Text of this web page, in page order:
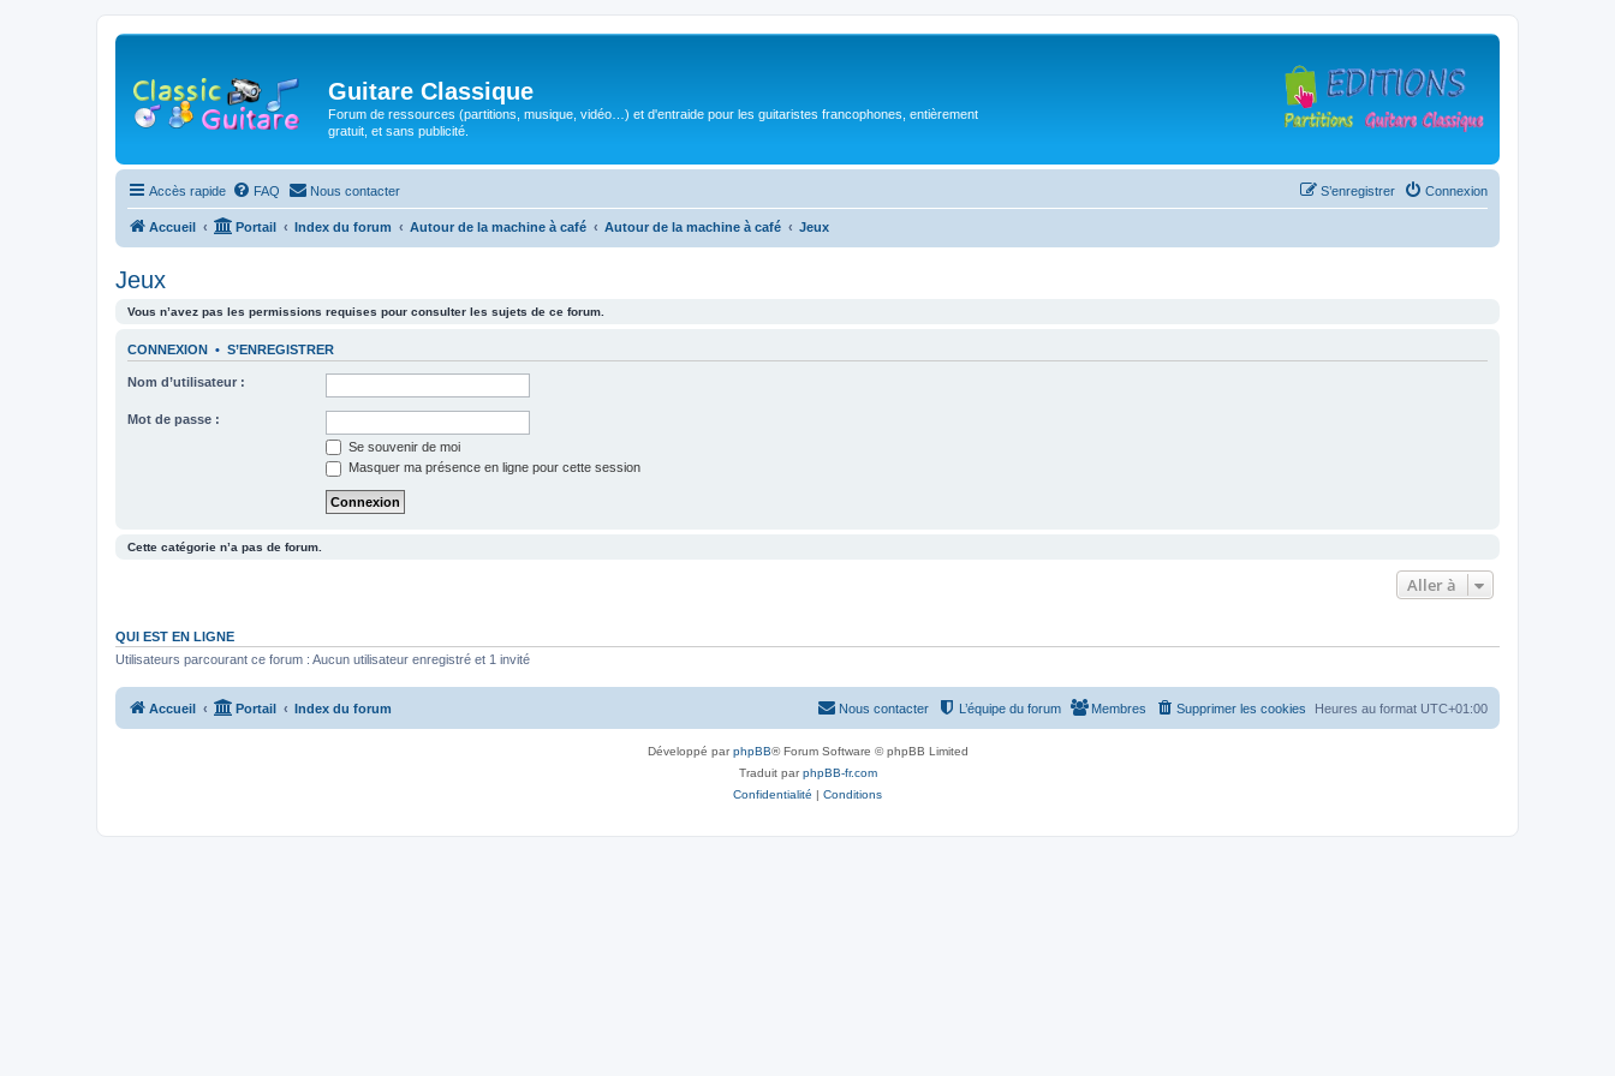
Guitare Classique
Forum de ressources (partitions, musique, vidéo…) et d'entraide pour les guitaristes francophones, entièrement
gratuit, et sans publicité.
Accès rapide FAQ Nous contacter Connexion
S’enregistrer
Accueil Portail Index du forum Autour de la machine à café Autour de la machine à café Jeux
Jeux
Vous n’avez pas les permissions requises pour consulter les sujets de ce forum.
CONNEXION • S’ENREGISTRER
Nom d’utilisateur :
Mot de passe :
Se souvenir de moi
Masquer ma présence en ligne pour cette session
Cette catégorie n’a pas de forum.
Aller à
QUI EST EN LIGNE
Utilisateurs parcourant ce forum : Aucun utilisateur enregistré et 1 invité
Accueil Portail Index du forum Heures au format UTC+01:00
Supprimer les cookies
Membres
L’équipe du forum
Nous contacter
Développé parphpBB® Forum Software © phpBB Limited
Traduit parphpBB-fr.com
Confidentialité | Conditions